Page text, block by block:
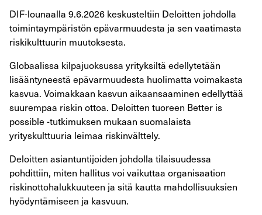
DIF-lounaalla 9.6.2026 keskusteltiin Deloitten johdolla
toimintaympäristön epävarmuudesta ja sen vaatimasta
riskikulttuurin muutoksesta.
Globaalissa kilpajuoksussa yrityksiltä edellytetään
lisääntyneestä epävarmuudesta huolimatta voimakasta
kasvua. Voimakkaan kasvun aikaansaaminen edellyttää
suurempaa riskin ottoa. Deloitten tuoreen Better is
possible -tutkimuksen mukaan suomalaista
yrityskulttuuria leimaa riskinvälttely.
Deloitten asiantuntijoiden johdolla tilaisuudessa
pohdittiin, miten hallitus voi vaikuttaa organisaation
riskinottohalukkuuteen ja sitä kautta mahdollisuuksien
hyödyntämiseen ja kasvuun.